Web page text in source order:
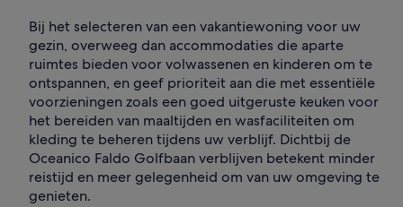
Bij het selecteren van een vakantiewoning voor uw
gezin, overweeg dan accommodaties die aparte
ruimtes bieden voor volwassenen en kinderen om te
ontspannen, en geef prioriteit aan die met essentiële
voorzieningen zoals een goed uitgeruste keuken voor
het bereiden van maaltijden en wasfaciliteiten om
kleding te beheren tijdens uw verblijf. Dichtbij de
Oceanico Faldo Golfbaan verblijven betekent minder
reistijd en meer gelegenheid om van uw omgeving te
genieten.